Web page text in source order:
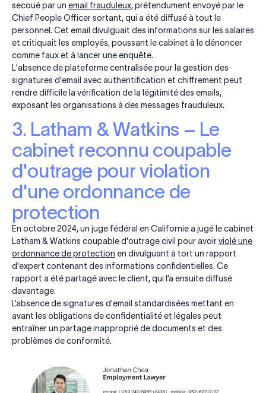
secoué par un email frauduleux, prétendument envoyé par le
Chief People Officer sortant, qui a été diffusé à tout le
personnel. Cet email divulguait des informations sur les salaires
et critiquait les employés, poussant le cabinet à le dénoncer
comme faux et à lancer une enquête.
L'absence de plateforme centralisée pour la gestion des
signatures d'email avec authentification et chiffrement peut
rendre difficile la vérification de la légitimité des emails,
exposant les organisations à des messages frauduleux.
3. Latham & Watkins – Le
cabinet reconnu coupable
d'outrage pour violation
d'une ordonnance de
protection
En octobre 2024, un juge fédéral en Californie a jugé le cabinet
Latham & Watkins coupable d'outrage civil pour avoirviolé une
ordonnance de protection en divulguant à tort un rapport
d'expert contenant des informations confidentielles. Ce
rapport a été partagé avec le client, qui l’a ensuite diffusé
davantage.
L’absence de signatures d'email standardisées mettant en
avant les obligations de confidentialité et légales peut
entraîner un partage inapproprié de documents et des
problèmes de conformité.